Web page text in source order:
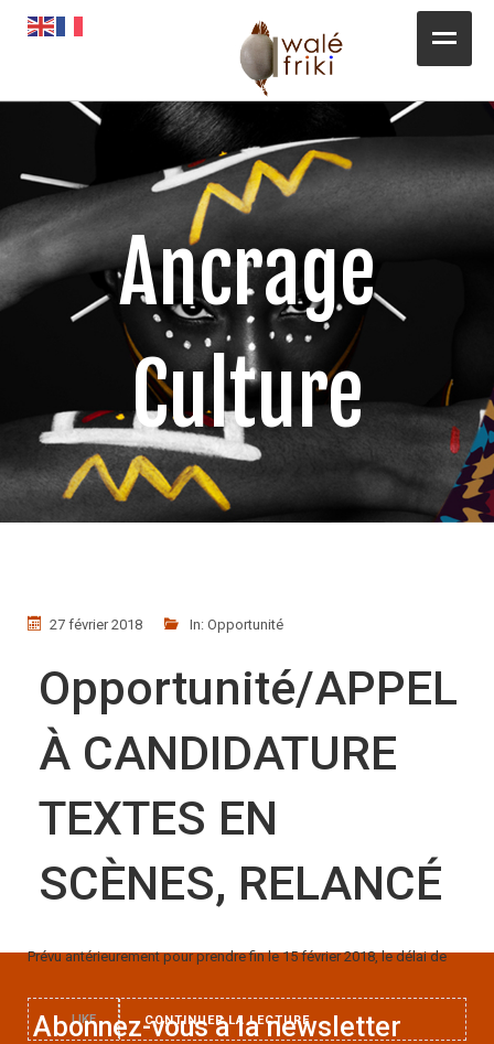
Toute l’actualité
Opportunités
L’AGENDA
Awalé Booking
Ancrage
Culture
27 février 2018 In: Opportunité
Opportunité/APPEL
À CANDIDATURE
TEXTES EN
SCÈNES, RELANCÉ
Prévu antérieurement pour prendre fin le 15 février 2018, le délai de
LIKE CONTINUER LA LECTURE
Abonnez-vous à la newsletter